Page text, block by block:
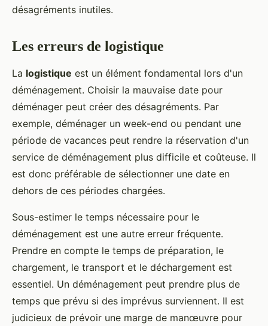
désagréments inutiles.
Les erreurs de logistique
La logistique est un élément fondamental lors d'un
déménagement. Choisir la mauvaise date pour
déménager peut créer des désagréments. Par
exemple, déménager un week-end ou pendant une
période de vacances peut rendre la réservation d'un
service de déménagement plus difficile et coûteuse. Il
est donc préférable de sélectionner une date en
dehors de ces périodes chargées.
Sous-estimer le temps nécessaire pour le
déménagement est une autre erreur fréquente.
Prendre en compte le temps de préparation, le
chargement, le transport et le déchargement est
essentiel. Un déménagement peut prendre plus de
temps que prévu si des imprévus surviennent. Il est
judicieux de prévoir une marge de manœuvre pour